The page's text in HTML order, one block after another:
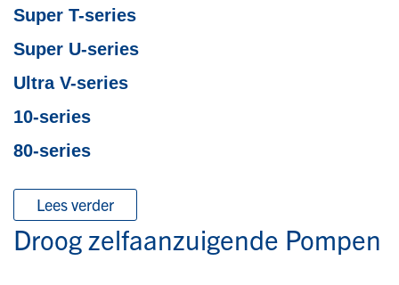
Super T-series
Super U-series
Ultra V-series
10-series
80-series
Lees verder
Droog zelfaanzuigende Pompen